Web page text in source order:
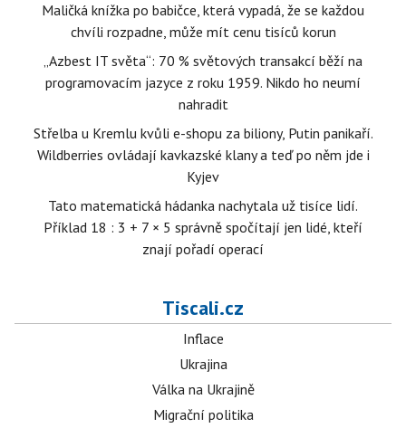
Maličká knížka po babičce, která vypadá, že se každou
chvíli rozpadne, může mít cenu tisíců korun
„Azbest IT světa“: 70 % světových transakcí běží na
programovacím jazyce z roku 1959. Nikdo ho neumí
nahradit
Střelba u Kremlu kvůli e-shopu za biliony, Putin panikaří.
Wildberries ovládají kavkazské klany a teď po něm jde i
Kyjev
Tato matematická hádanka nachytala už tisíce lidí.
Příklad 18 : 3 + 7 × 5 správně spočítají jen lidé, kteří
znají pořadí operací
Tiscali.cz
Inflace
Ukrajina
Válka na Ukrajině
Migrační politika